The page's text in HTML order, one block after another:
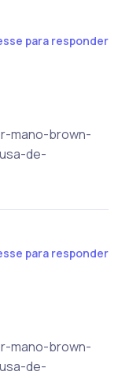
para responder
mano-brown-
de-
para responder
mano-brown-
de-